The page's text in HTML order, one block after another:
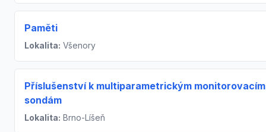
Paměti
Lokalita: Všenory
Příslušenství k multiparametrickým monitorovacím
sondám
Lokalita: Brno-Líšeň